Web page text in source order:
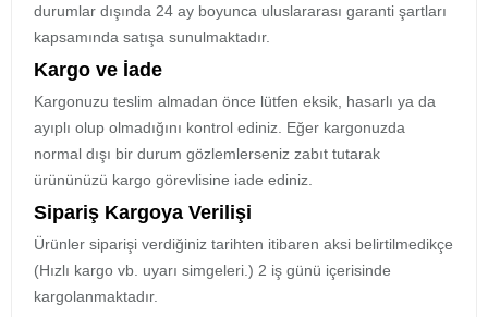
durumlar dışında 24 ay boyunca uluslararası garanti şartları
kapsamında satışa sunulmaktadır.
Kargo ve İade
Kargonuzu teslim almadan önce lütfen eksik, hasarlı ya da
ayıplı olup olmadığını kontrol ediniz. Eğer kargonuzda
normal dışı bir durum gözlemlerseniz zabıt tutarak
ürününüzü kargo görevlisine iade ediniz.
Sipariş Kargoya Verilişi
Ürünler siparişi verdiğiniz tarihten itibaren aksi belirtilmedikçe
(Hızlı kargo vb. uyarı simgeleri.) 2 iş günü içerisinde
kargolanmaktadır.